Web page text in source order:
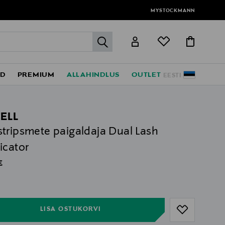
MYSTOCKMANN
label.header.go
EESTI
PREMIUM ALLAHINDLUS OUTLET
paigaldaja Dual Lash
Price
LISA OSTUKORVI